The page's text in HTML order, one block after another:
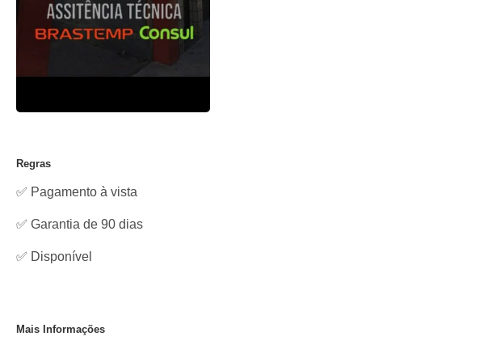
Regras
✅ Pagamento à vista
✅ Garantia de 90 dias
✅ Disponível
Mais Informações